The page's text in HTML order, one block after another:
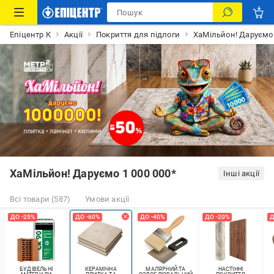
Епіцентр К Акції Покриття для підлоги ХаМільйон! Даруємо
ХаМільйон! Даруємо 1 000 000* Інші акції
Всі товари (587) Умови акції
ДО -25%
БУДІВЕЛЬНІ
ДО -60%
КЕРАМІЧНА
ДО -40%
МАЛЯРНИЙ ТА
ДО -20%
НАСТІННІ